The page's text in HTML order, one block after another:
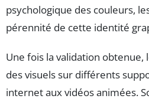
psychologique des couleurs,
pérennité de cette identité
Une fois la validation obtenue,
des visuels sur différents
internet aux vidéos animées.